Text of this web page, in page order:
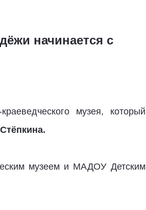
начинается с
музея, который
музеем и МАДОУ Детским